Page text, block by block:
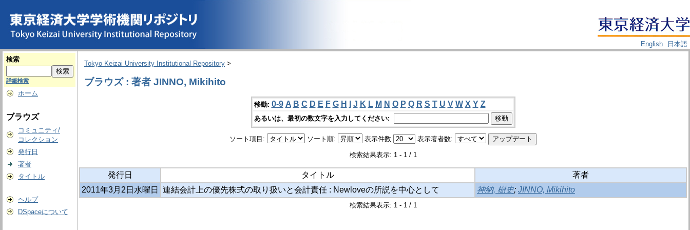
English
日本語
検索
詳細検索
ホーム
ブラウズ
コミュニティ/
コレクション
発行日
著者
タイトル
ヘルプ
DSpaceについて
Tokyo Keizai University Institutional Repository >
ブラウズ : 著者 JINNO, Mikihito
移動: 0-9 A B C D E F G H J K L M N O P Q R S T U V W X Y Z
あるいは、最初の数文字を入力してください:
ソート項目: ソート順: 表示件数 表示著者数:
検索結果表示: 1 - 1 / 1
発行日 タイトル
著者
2011年3月2日水曜日
連結会計上の優先株式の取り扱いと会計責任 : Newloveの所説を中心として 神納, 樹史; JINNO, Mikihito
検索結果表示: 1 - 1 / 1